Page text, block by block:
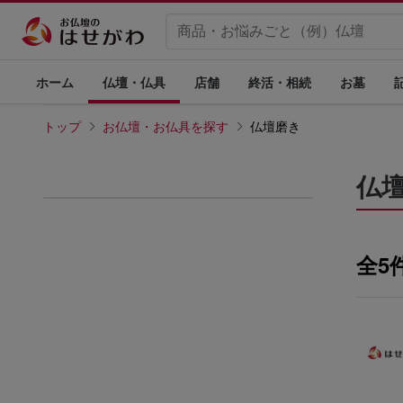
ホーム 仏壇・仏具 店舗 終活・相続 お墓
トップ お仏壇・お仏具を探す 仏壇磨き
仏
全5